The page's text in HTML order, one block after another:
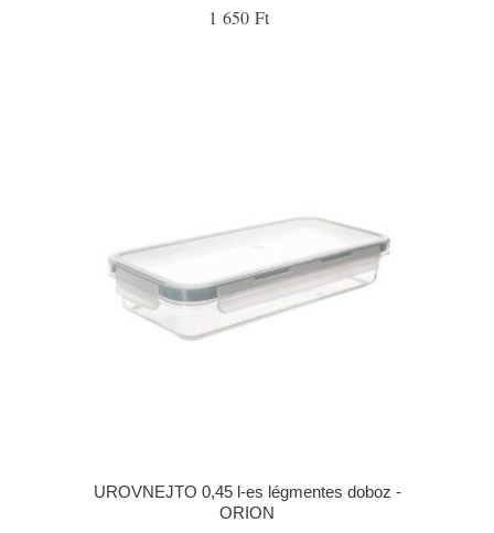
1 650 Ft
UROVNEJTO 0,45 l-es légmentes doboz -
ORION